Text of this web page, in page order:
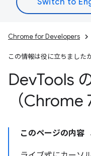
Chrome for Developers
この情報は役に立ちました
DevTools
（Chrome
このページの内容